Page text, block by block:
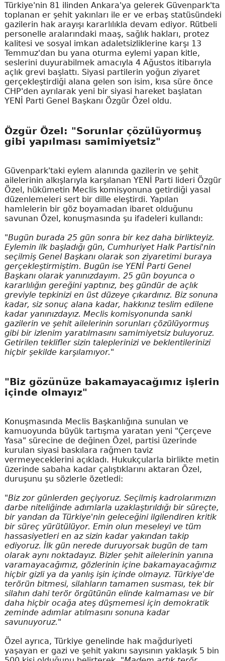
Türkiye'nin 81 ilinden Ankara'ya gelerek Güvenpark'ta
toplanan er şehit yakınları ile er ve erbaş statüsündeki
gazilerin hak arayışı kararlılıkla devam ediyor. Rütbeli
personelle aralarındaki maaş, sağlık hakları, protez
kalitesi ve sosyal imkan adaletsizliklerine karşı 13
Temmuz'dan bu yana oturma eylemi yapan kitle,
seslerini duyurabilmek amacıyla 4 Ağustos itibarıyla
açlık grevi başlattı. Siyasi partilerin yoğun ziyaret
gerçekleştirdiği alana gelen son isim, kısa süre önce
CHP'den ayrılarak yeni bir siyasi hareket başlatan
YENİ Parti Genel Başkanı Özgür Özel oldu.
Özgür Özel: "Sorunlar çözülüyormuş
gibi yapılması samimiyetsiz"
Güvenpark'taki eylem alanında gazilerin ve şehit
ailelerinin alkışlarıyla karşılanan YENİ Parti lideri Özgür
Özel, hükümetin Meclis komisyonuna getirdiği yasal
düzenlemeleri sert bir dille eleştirdi. Yapılan
hamlelerin bir göz boyamadan ibaret olduğunu
savunan Özel, konuşmasında şu ifadeleri kullandı:
"Bugün burada 25 gün sonra bir kez daha birlikteyiz.
Eylemin ilk başladığı gün, Cumhuriyet Halk Partisi'nin
seçilmiş Genel Başkanı olarak son ziyaretimi buraya
gerçekleştirmiştim. Bugün ise YENİ Parti Genel
Başkanı olarak yanınızdayım. 25 gün boyunca o
kararlılığın gereğini yaptınız, beş gündür de açlık
greviyle tepkinizi en üst düzeye çıkardınız. Biz sonuna
kadar, siz sonuç alana kadar, hakkınız teslim edilene
kadar yanınızdayız. Meclis komisyonunda sanki
gazilerin ve şehit ailelerinin sorunları çözülüyormuş
gibi bir izlenim yaratılmasını samimiyetsiz buluyoruz.
Getirilen teklifler sizin taleplerinizi ve beklentilerinizi
hiçbir şekilde karşılamıyor."
"Biz gözünüze bakamayacağımız işlerin
içinde olmayız"
Konuşmasında Meclis Başkanlığına sunulan ve
kamuoyunda büyük tartışma yaratan yeni "Çerçeve
Yasa" sürecine de değinen Özel, partisi üzerinde
kurulan siyasi baskılara rağmen taviz
vermeyeceklerini açıkladı. Hukukçularla birlikte metin
üzerinde sabaha kadar çalıştıklarını aktaran Özel,
duruşunu şu sözlerle özetledi:
"Biz zor günlerden geçiyoruz. Seçilmiş kadrolarımızın
darbe niteliğinde adımlarla uzaklaştırıldığı bir süreçte,
bir yandan da Türkiye'nin geleceğini ilgilendiren kritik
bir süreç yürütülüyor. Emin olun meseleyi ve tüm
hassasiyetleri en az sizin kadar yakından takip
ediyoruz. İlk gün nerede duruyorsak bugün de tam
olarak aynı noktadayız. Bizler şehit ailelerinin yanına
varamayacağımız, gözlerinin içine bakamayacağımız
hiçbir gizli ya da yanlış işin içinde olmayız. Türkiye'de
terörün bitmesi, silahların tamamen susması, tek bir
silahın dahi terör örgütünün elinde kalmaması ve bir
daha hiçbir ocağa ateş düşmemesi için demokratik
zeminde adımlar atılmasını sonuna kadar
savunuyoruz."
Özel ayrıca, Türkiye genelinde hak mağduriyeti
yaşayan er gazi ve şehit yakını sayısının yaklaşık 5 bin